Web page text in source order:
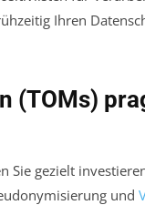
Ihren
(TOMs)
Sie gezielt
und